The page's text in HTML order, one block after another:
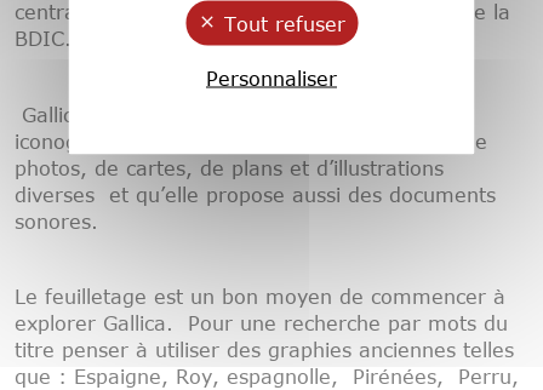
centrale de Montpellier, celle de l’INHA, celle de la
BDIC.
Gallica est également riche en documents
iconographiques : reproductions d’estampes, de
photos, de cartes, de plans et d’illustrations
diverses et qu’elle propose aussi des documents
sonores.
Le feuilletage est un bon moyen de commencer à
explorer Gallica. Pour une recherche par mots du
titre penser à utiliser des graphies anciennes telles
que : Espaigne, Roy, espagnolle, Pirénées, Perru,
Tout refuser
Personnaliser